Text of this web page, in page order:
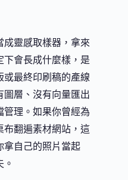
成靈感取樣器，拿來
下會長成什麼樣，是
或最終印刷稿的產線
圖層、沒有向量匯出
管理。如果你曾經為
布翻遍素材網站，這
拿自己的照片當起